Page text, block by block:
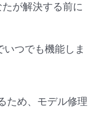
が解決する前に
つでも機能しま
ため、モデル修理